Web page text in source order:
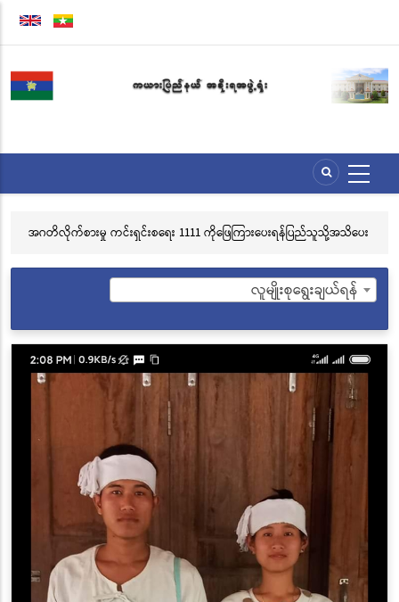
အဓိက
အကြောင်းအရာ
သွား
မည်
အဂတိလိုက်စားမှု ကင်းရှင်းစရေး 1111 ကိုဖြေကြားပေးရန်ပြည်သူသို့အသိပေး
လူမျိုးစုရွေးချယ်ရန်